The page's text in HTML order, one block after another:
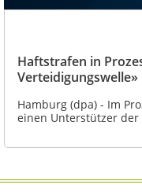
Haftstrafen in
Verteidigungswelle»
Hamburg (dpa) - Im
einen Unterstützer der